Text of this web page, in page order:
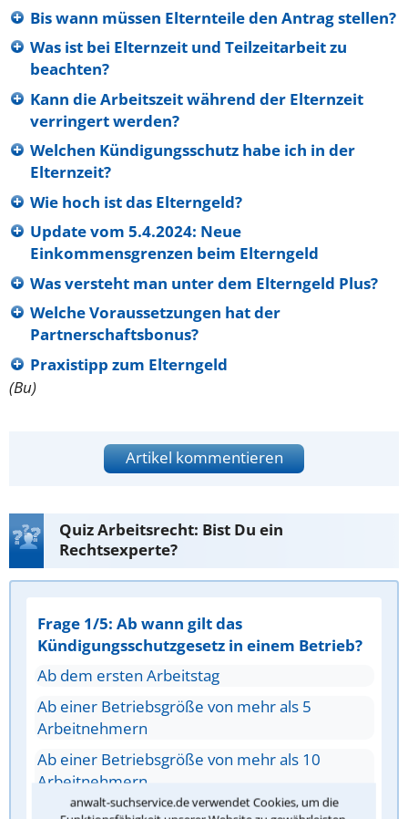
anwalt-suchservice.de verwendet Cookies, um die
Bis wann müssen Elternteile den Antrag stellen?
Was ist bei Elternzeit und Teilzeitarbeit zu
beachten?
Kann die Arbeitszeit während der Elternzeit
verringert werden?
Welchen Kündigungsschutz habe ich in der
Elternzeit?
Wie hoch ist das Elterngeld?
Update vom 5.4.2024: Neue
Einkommensgrenzen beim Elterngeld
Was versteht man unter dem Elterngeld Plus?
Welche Voraussetzungen hat der
Partnerschaftsbonus?
Praxistipp zum Elterngeld
(Bu)
Artikel kommentieren
Quiz Arbeitsrecht: Bist Du ein
Rechtsexperte?
Frage 1/5: Ab wann gilt das
Kündigungsschutzgesetz in einem Betrieb?
Ab dem ersten Arbeitstag
Ab einer Betriebsgröße von mehr als 5
Arbeitnehmern
Ab einer Betriebsgröße von mehr als 10
Arbeitnehmern
Erst nach drei Jahren Betriebszugehörigkeit